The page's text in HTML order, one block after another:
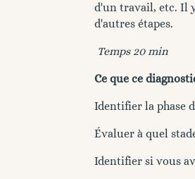
d'un travail, etc. Il
d'autres étapes.
Temps 20 min
Ce que ce
Identifier la phase
Évaluer à quel
Identifier si vous